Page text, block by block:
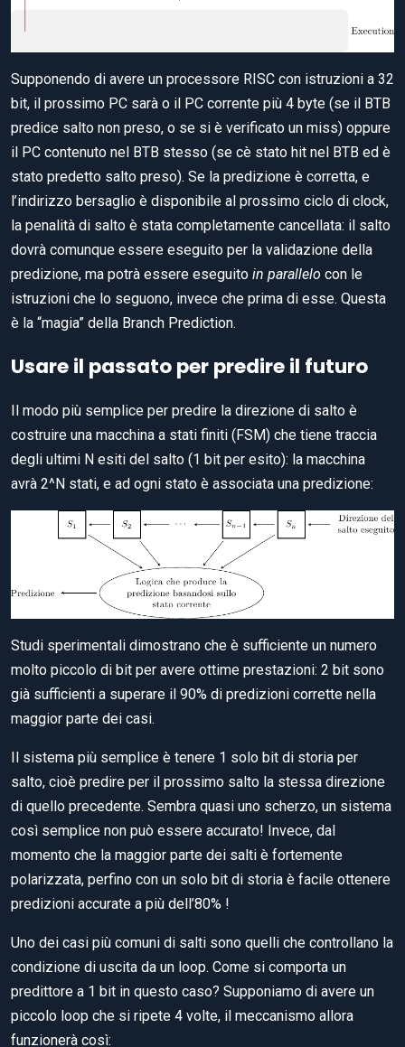
Supponendo di avere un processore RISC con istruzioni a 32
bit, il prossimo PC sarà o il PC corrente più 4 byte (se il BTB
predice salto non preso, o se si è verificato un miss) oppure
il PC contenuto nel BTB stesso (se cè stato hit nel BTB ed è
stato predetto salto preso). Se la predizione è corretta, e
l’indirizzo bersaglio è disponibile al prossimo ciclo di clock,
la penalità di salto è stata completamente cancellata: il salto
dovrà comunque essere eseguito per la validazione della
predizione, ma potrà essere eseguito in parallelo con le
istruzioni che lo seguono, invece che prima di esse. Questa
è la “magia” della Branch Prediction.
Usare il passato per predire il futuro
Il modo più semplice per predire la direzione di salto è
costruire una macchina a stati finiti (FSM) che tiene traccia
degli ultimi N esiti del salto (1 bit per esito): la macchina
avrà 2^N stati, e ad ogni stato è associata una predizione:
Studi sperimentali dimostrano che è sufficiente un numero
molto piccolo di bit per avere ottime prestazioni: 2 bit sono
già sufficienti a superare il 90% di predizioni corrette nella
maggior parte dei casi.
Il sistema più semplice è tenere 1 solo bit di storia per
salto, cioè predire per il prossimo salto la stessa direzione
di quello precedente. Sembra quasi uno scherzo, un sistema
così semplice non può essere accurato! Invece, dal
momento che la maggior parte dei salti è fortemente
polarizzata, perfino con un solo bit di storia è facile ottenere
predizioni accurate a più dell’80% !
Uno dei casi più comuni di salti sono quelli che controllano la
condizione di uscita da un loop. Come si comporta un
predittore a 1 bit in questo caso? Supponiamo di avere un
piccolo loop che si ripete 4 volte, il meccanismo allora
funzionerà così: